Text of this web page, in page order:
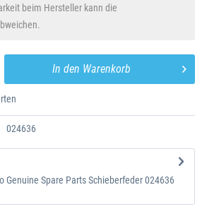
beim Hersteller kann die
In den Warenkorb
024636
Genuine Spare Parts Schieberfeder 024636